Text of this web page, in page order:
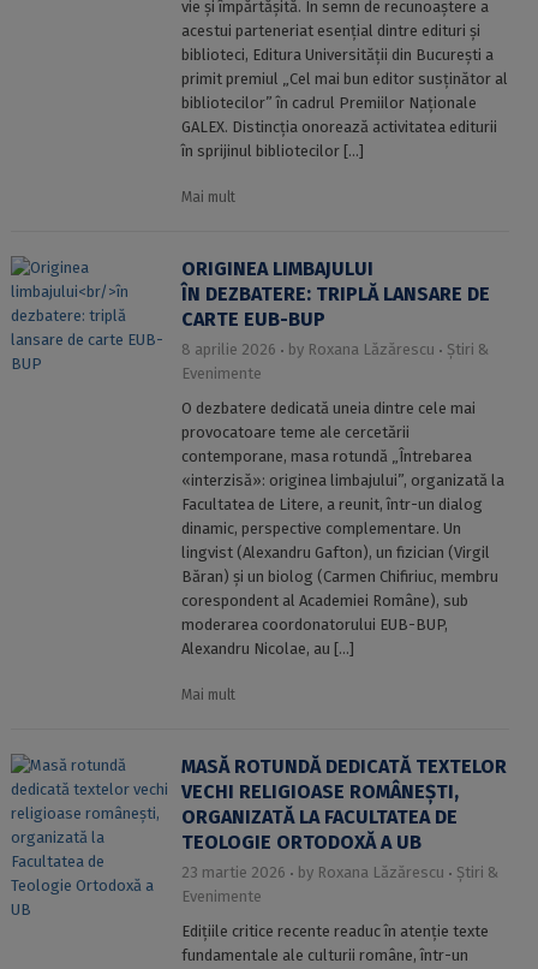
vie și împărtășită. În semn de recunoaștere a
acestui parteneriat esențial dintre edituri și
biblioteci, Editura Universității din București a
primit premiul „Cel mai bun editor susținător al
bibliotecilor” în cadrul Premiilor Naționale
GALEX. Distincția onorează activitatea editurii
în sprijinul bibliotecilor […]
Mai mult
ORIGINEA LIMBAJULUI
ÎN DEZBATERE: TRIPLĂ LANSARE DE
CARTE EUB-BUP
8 aprilie 2026 by Roxana Lăzărescu
Știri &
Evenimente
O dezbatere dedicată uneia dintre cele mai
provocatoare teme ale cercetării
contemporane, masa rotundă „Întrebarea
«interzisă»: originea limbajului”, organizată la
Facultatea de Litere, a reunit, într-un dialog
dinamic, perspective complementare. Un
lingvist (Alexandru Gafton), un fizician (Virgil
Băran) și un biolog (Carmen Chifiriuc, membru
corespondent al Academiei Române), sub
moderarea coordonatorului EUB-BUP,
Alexandru Nicolae, au […]
Mai mult
MASĂ ROTUNDĂ DEDICATĂ TEXTELOR
VECHI RELIGIOASE ROMÂNEȘTI,
ORGANIZATĂ LA FACULTATEA DE
TEOLOGIE ORTODOXĂ A UB
23 martie 2026 by Roxana Lăzărescu
Știri &
Evenimente
Edițiile critice recente readuc în atenție texte
fundamentale ale culturii române, într-un